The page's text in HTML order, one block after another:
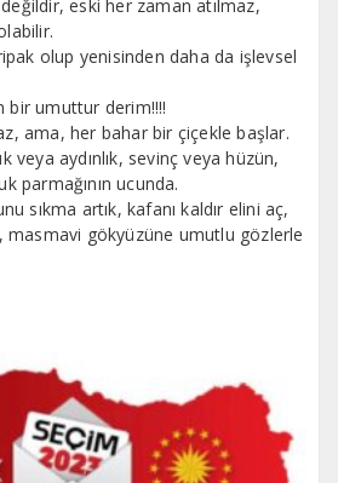
eski her zaman atılmaz,
olup yenisinden daha da işlevsel
bir umuttur derim!!!!
ama, her bahar bir çiçekle başlar.
veya aydınlık, sevinç veya hüzün,
parmağının ucunda.
sıkma artık, kafanı kaldır elini aç,
masmavi gökyüzüne umutlu gözlerle